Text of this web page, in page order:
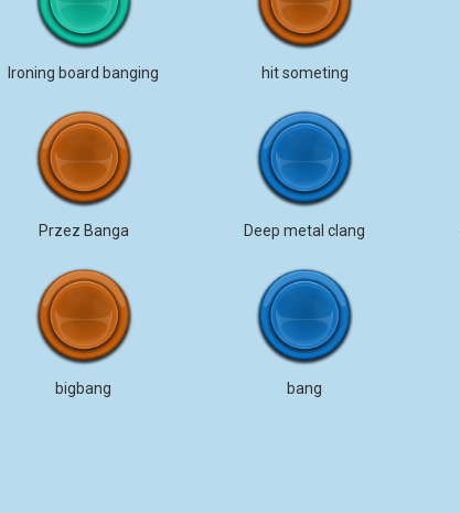
Ironing board banging hit someting
Przez Banga Deep metal clang
bigbang bang